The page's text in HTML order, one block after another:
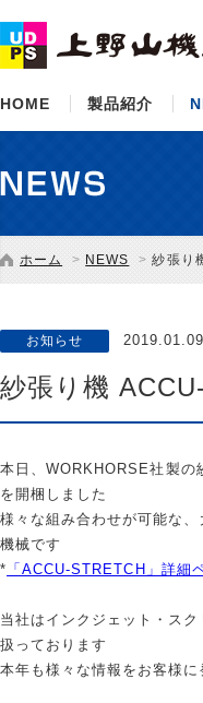
HOME 製品紹介
ホーム NEWS 紗張り
お知らせ 2019.01.09
紗張り機
本日、WORKHORSE社製の
を開梱しました
様々な組み合わせが可能な
機械です
* 「ACCU-STRETCH」詳細
当社はインクジェット・ス
扱っております
本年も様々な情報をお客様